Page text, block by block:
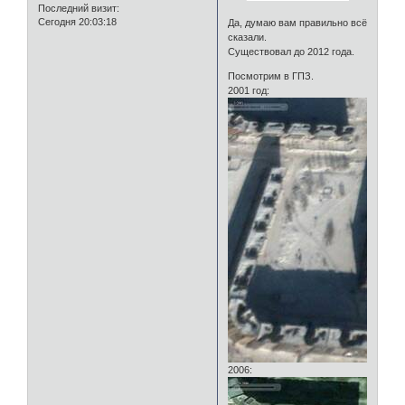
Последний визит:
Сегодня 20:03:18
Да, думаю вам правильно всё
сказали.
Существовал до 2012 года.
Посмотрим в ГПЗ.
2001 год:
2006: